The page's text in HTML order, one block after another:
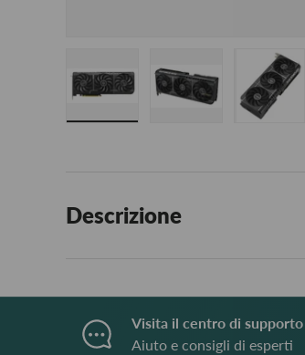
Carica immagine 1 nella
Carica immagine
Descrizione
Visita il centro di supporto
Aiuto e consigli di esperti